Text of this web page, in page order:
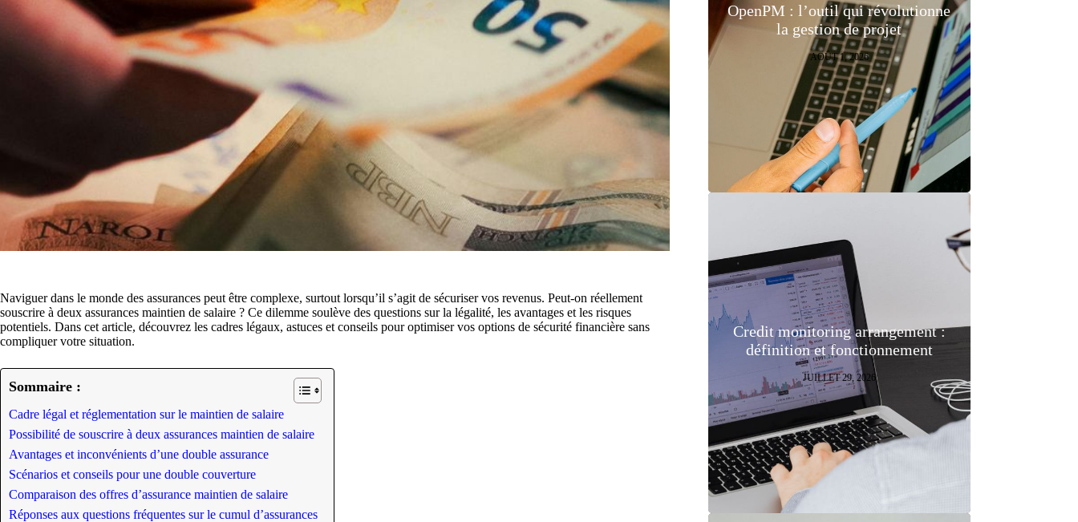
Naviguer dans le monde des assurances peut être complexe, surtout lorsqu’il s’agit de sécuriser vos revenus. Peut-on réellement
souscrire à deux assurances maintien de salaire ? Ce dilemme soulève des questions sur la légalité, les avantages et les risques
potentiels. Dans cet article, découvrez les cadres légaux, astuces et conseils pour optimiser vos options de sécurité financière sans
compliquer votre situation.
Sommaire :
Cadre légal et réglementation sur le maintien de salaire
Possibilité de souscrire à deux assurances maintien de salaire
Avantages et inconvénients d’une double assurance
Scénarios et conseils pour une double couverture
Comparaison des offres d’assurance maintien de salaire
Réponses aux questions fréquentes sur le cumul d’assurances
OpenPM : l’outil qui révolutionne
la gestion de projet
AOÛT 1, 2026
Credit monitoring arrangement :
définition et fonctionnement
JUILLET 29, 2026